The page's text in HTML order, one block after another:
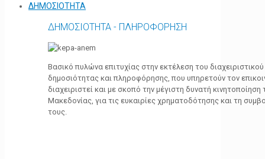
ΔΗΜΟΣΙΟΤΗΤΑ
ΔΗΜΟΣΙΟΤΗΤΑ - ΠΛΗΡΟΦΟΡΗΣΗ
Βασικό πυλώνα επιτυχίας στην εκτέλεση του
δημοσιότητας και πληροφόρησης, που υπηρετούν τον
διαχειριστεί και με σκοπό την μέγιστη δυνατή
Μακεδονίας, για τις ευκαιρίες χρηματοδότησης και τη
τους.